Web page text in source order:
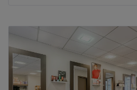
Voir le salon
Mercredi
Jeudi
Vendredi
Samedi